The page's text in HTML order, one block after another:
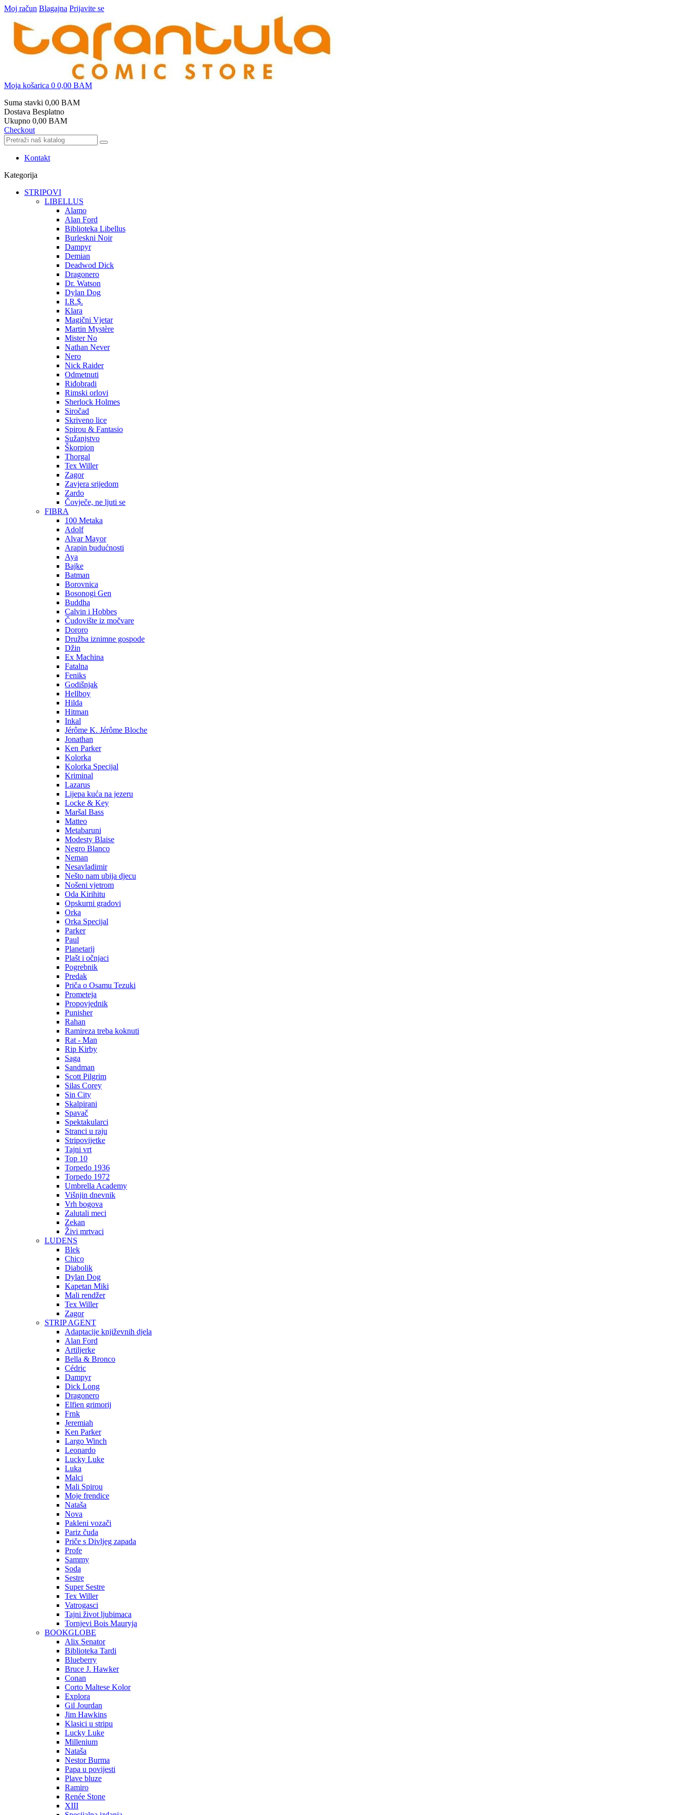
Moj račun Blagajna Prijavite se
Moja košarica 0 0,00 BAM
Suma stavki 0,00 BAM
Dostava Besplatno
Ukupno 0,00 BAM
Checkout
Kontakt
Kategorija
STRIPOVI
LIBELLUS
Alamo
Alan Ford
Biblioteka Libellus
Burleskni Noir
Dampyr
Demian
Deadwod Dick
Dragonero
Dr. Watson
Dylan Dog
I.R.$.
Klara
Magični Vjetar
Martin Mystère
Mister No
Nathan Never
Nero
Nick Raider
Odmetnuti
Riđobradi
Rimski orlovi
Sherlock Holmes
Siročad
Skriveno lice
Spirou & Fantasio
Sužanjstvo
Škorpion
Thorgal
Tex Willer
Zagor
Zavjera srijedom
Zardo
Čovječe, ne ljuti se
FIBRA
100 Metaka
Adolf
Alvar Mayor
Arapin budućnosti
Aya
Bajke
Batman
Borovnica
Bosonogi Gen
Buddha
Calvin i Hobbes
Čudovište iz močvare
Dororo
Družba iznimne gospode
Džin
Ex Machina
Fatalna
Feniks
Godišnjak
Hellboy
Hilda
Hitman
Inkal
Jérôme K. Jérôme Bloche
Jonathan
Ken Parker
Kolorka
Kolorka Specijal
Kriminal
Lazarus
Lijepa kuća na jezeru
Locke & Key
Maršal Bass
Matteo
Metabaruni
Modesty Blaise
Negro Blanco
Neman
Nesavladimir
Nešto nam ubija djecu
Nošeni vjetrom
Oda Kirihitu
Opskurni gradovi
Orka
Orka Specijal
Parker
Paul
Planetarij
Plašt i očnjaci
Pogrebnik
Predak
Priča o Osamu Tezuki
Prometeja
Propovjednik
Punisher
Rahan
Ramireza treba koknuti
Rat - Man
Rip Kirby
Saga
Sandman
Scott Pilgrim
Silas Corey
Sin City
Skalpirani
Spavač
Spektakularci
Stranci u raju
Stripovijetke
Tajni vrt
Top 10
Torpedo 1936
Torpedo 1972
Umbrella Academy
Višnjin dnevnik
Vrh bogova
Zalutali meci
Zekan
Živi mrtvaci
LUDENS
Blek
Chico
Diabolik
Dylan Dog
Kapetan Miki
Mali rendžer
Tex Willer
Zagor
STRIP AGENT
Adaptacije književnih djela
Alan Ford
Artiljerke
Bella & Bronco
Cédric
Dampyr
Dick Long
Dragonero
Elfien grimorij
Frnk
Jeremiah
Ken Parker
Largo Winch
Leonardo
Lucky Luke
Luka
Malci
Mali Spirou
Moje frendice
Nataša
Nova
Pakleni vozači
Pariz čuda
Priče s Divljeg zapada
Profe
Sammy
Soda
Sestre
Super Sestre
Tex Willer
Vatrogasci
Tajni život ljubimaca
Tornjevi Bois Mauryja
BOOKGLOBE
Alix Senator
Biblioteka Tardi
Blueberry
Bruce J. Hawker
Conan
Corto Maltese Kolor
Explora
Gil Jourdan
Jim Hawkins
Klasici u stripu
Lucky Luke
Millenium
Nataša
Nestor Burma
Papa u povijesti
Plave bluze
Ramiro
Renée Stone
XIII